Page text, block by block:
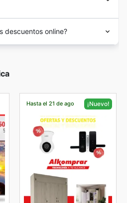
descuentos online?
Hasta el 21 de ago ¡Nuevo!